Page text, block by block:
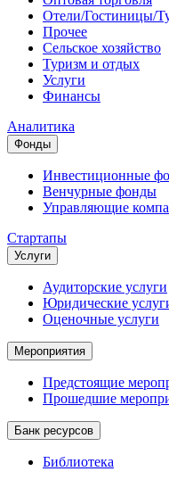
Отели/Гостиницы/
Прочее
Сельское хозяйство
Туризм и отдых
Услуги
Финансы
Аналитика
Фонды
Инвестиционные
Венчурные фонды
Управляющие
Стартапы
Услуги
Аудиторские услуги
Юридические
Оценочные услуги
Мероприятия
Предстоящие
Прошедшие
Банк ресурсов
Библиотека